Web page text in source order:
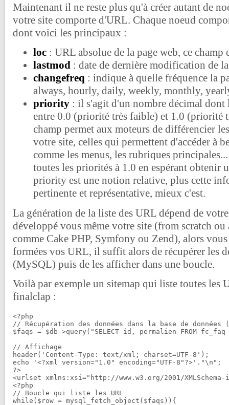
Maintenant il ne reste plus qu'à créer autant de
votre site comporte d'URL. Chaque noeud
dont voici les principaux :
loc : URL absolue de la page web, ce champ
lastmod : date de dernière modification de
changefreq : indique à quelle fréquence la
always, hourly, daily, weekly, monthly,
priority : il s'agit d'un nombre décimal dont
entre 0.0 (priorité très faible) et 1.0 (priorité
champ permet aux moteurs de différencier
votre site, celles qui permettent d'accéder à
comme les menus, les rubriques
toutes les priorités à 1.0 en espérant obtenir
priority est une notion relative, plus cette
pertinente et représentative, mieux c'est.
La génération de la liste des URL dépend de
développé vous même votre site (from scratch
comme Cake PHP, Symfony ou Zend), alors
formées vos URL, il suffit alors de récupérer les
(MySQL) puis de les afficher dans une boucle.
Voilà par exemple un sitemap qui liste toutes les
finalclap :
<?php
// Récupération des données dans la base de données
$faqs = $db->query("SELECT id, permalien FROM
// Affichage
header('Content-Type: text/xml; charset=UTF-8');
echo '<?xml version="1.0" encoding="UTF-8"?>'."\n";
?>
<urlset xmlns:xsi="http://www.w3.org/2001/
<?php
// Boucle qui liste les URL
while($row = mysql_fetch_object($faqs)){